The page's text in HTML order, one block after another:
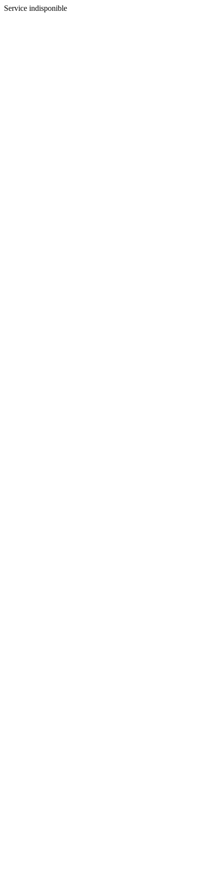
Service indisponible